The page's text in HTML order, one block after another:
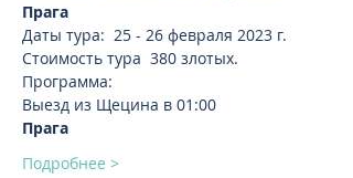
Прага
Даты тура:  25 - 26 февраля 2023 г.
Стоимость тура  380 злотых.
Программа:
Выезд из Щецина в 01:00
Прага
Подробнее >